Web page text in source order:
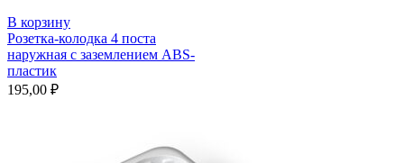
В корзину
Розетка-колодка 4 поста
наружная с заземлением ABS-
пластик
195,00 ₽